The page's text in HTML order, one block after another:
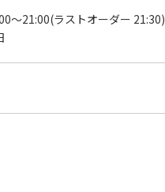
～21:00(ラストオーダー 21:30)